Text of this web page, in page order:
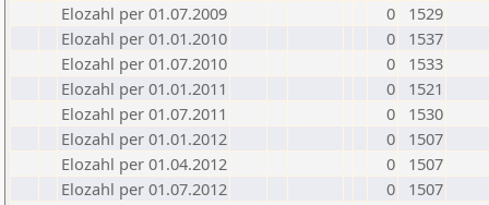
Elozahl per 01.07.2009
0
1529
Elozahl per 01.01.2010
0
1537
Elozahl per 01.07.2010
0
1533
Elozahl per 01.01.2011
0
1521
Elozahl per 01.07.2011
0
1530
Elozahl per 01.01.2012
0
1507
Elozahl per 01.04.2012
0
1507
Elozahl per 01.07.2012
0
1507